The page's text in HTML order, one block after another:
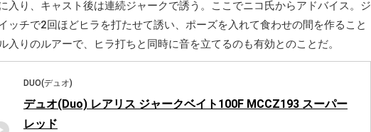
入り、キャスト後は連続ジャークで誘う。ここでニコ氏からアドバイス。ジ
ッチで2回ほどヒラを打たせて誘い、ポーズを入れて食わせの間を作ること
入りのルアーで、ヒラ打ちと同時に音を立てるのも有効とのことだ。
DUO(デュオ)
デュオ(Duo) レアリス ジャークベイト100F MCCZ193 スーパー
レッド